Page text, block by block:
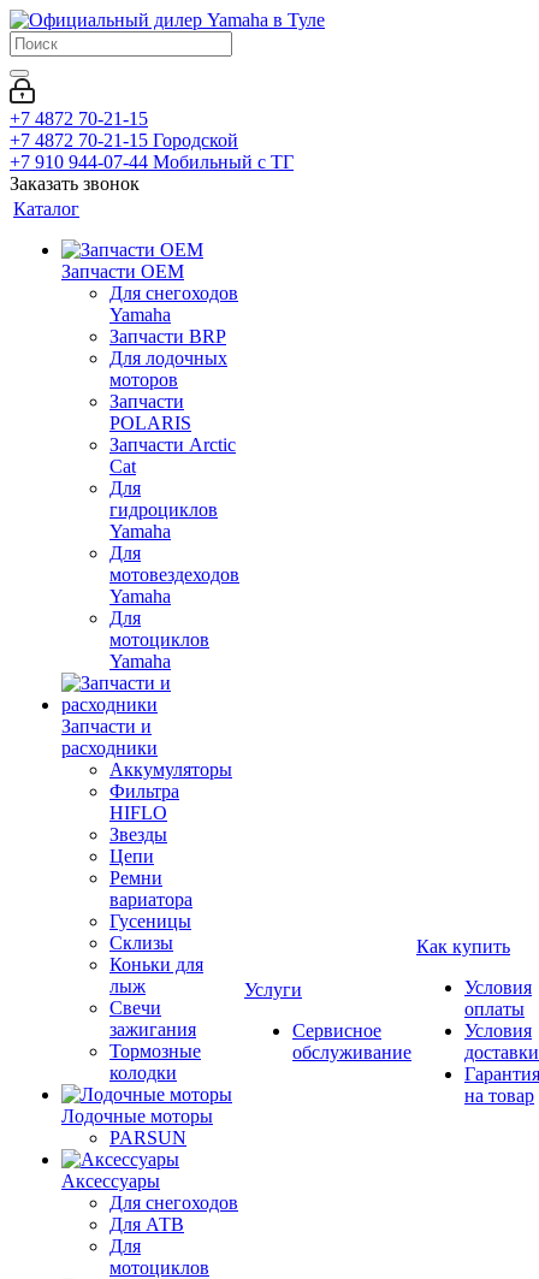
+7 4872 70-21-15
+7 4872 70-21-15 Городской
+7 910 944-07-44 Мобильный с ТГ
Заказать звонок
Каталог
Запчасти OEM
Для снегоходов
Yamaha
Запчасти BRP
Для лодочных
моторов
Запчасти
POLARIS
Запчасти Arctic
Cat
Для
гидроциклов
Yamaha
Для
мотовездеходов
Yamaha
Для
мотоциклов
Yamaha
Запчасти и
расходники
Аккумуляторы
Фильтра
HIFLO
Звезды
Цепи
Ремни
вариатора
Гусеницы
Склизы
Коньки для
лыж
Свечи
зажигания
Тормозные
колодки
Лодочные моторы
PARSUN
Аксессуары
Для снегоходов
Для АТВ
Для
мотоциклов
Услуги
Сервисное
обслуживание
Как купить
Условия
оплаты
Условия
доставки
Гарантия
на товар